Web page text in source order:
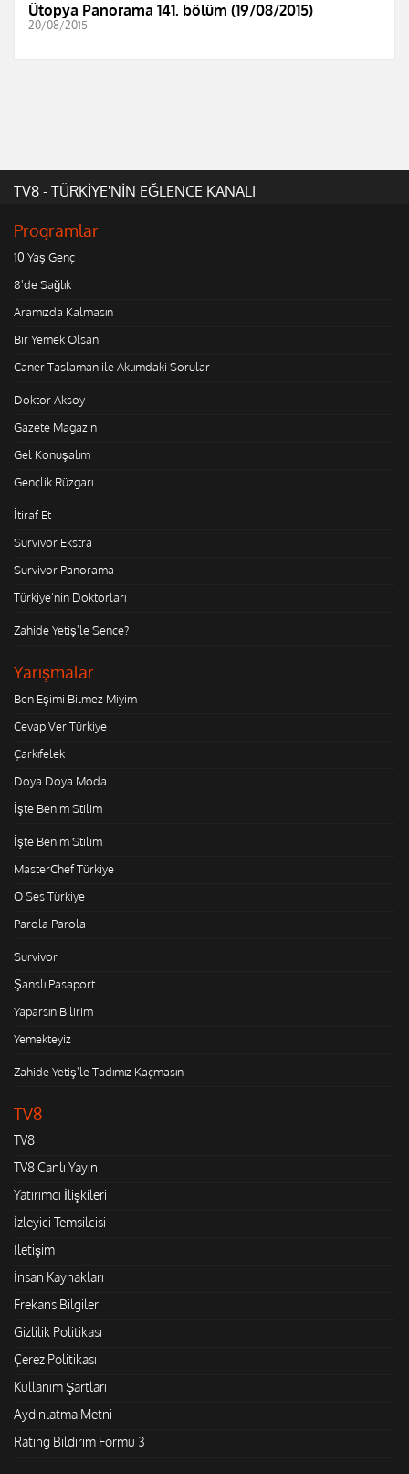
Ütopya Panorama 141. bölüm (19/08/2015)
20/08/2015
TV8 - TÜRKİYE'NİN EĞLENCE KANALI
Programlar
10 Yaş Genç
8'de Sağlık
Aramızda Kalmasın
Bir Yemek Olsan
Caner Taslaman ile Aklımdaki Sorular
Doktor Aksoy
Gazete Magazin
Gel Konuşalım
Gençlik Rüzgarı
İtiraf Et
Survivor Ekstra
Survivor Panorama
Türkiye'nin Doktorları
Zahide Yetiş'le Sence?
Yarışmalar
Ben Eşimi Bilmez Miyim
Cevap Ver Türkiye
Çarkıfelek
Doya Doya Moda
İşte Benim Stilim
İşte Benim Stilim
MasterChef Türkiye
O Ses Türkiye
Parola Parola
Survivor
Şanslı Pasaport
Yaparsın Bilirim
Yemekteyiz
Zahide Yetiş'le Tadımız Kaçmasın
TV8
TV8
TV8 Canlı Yayın
Yatırımcı İlişkileri
İzleyici Temsilcisi
İletişim
İnsan Kaynakları
Frekans Bilgileri
Gizlilik Politikası
Çerez Politikası
Kullanım Şartları
Aydınlatma Metni
Rating Bildirim Formu 3